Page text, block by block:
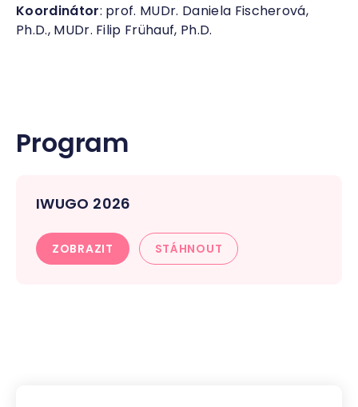
Koordinátor: prof. MUDr. Daniela Fischerová,
Ph.D., MUDr. Filip Frühauf, Ph.D.
Program
IWUGO 2026
ZOBRAZIT STÁHNOUT